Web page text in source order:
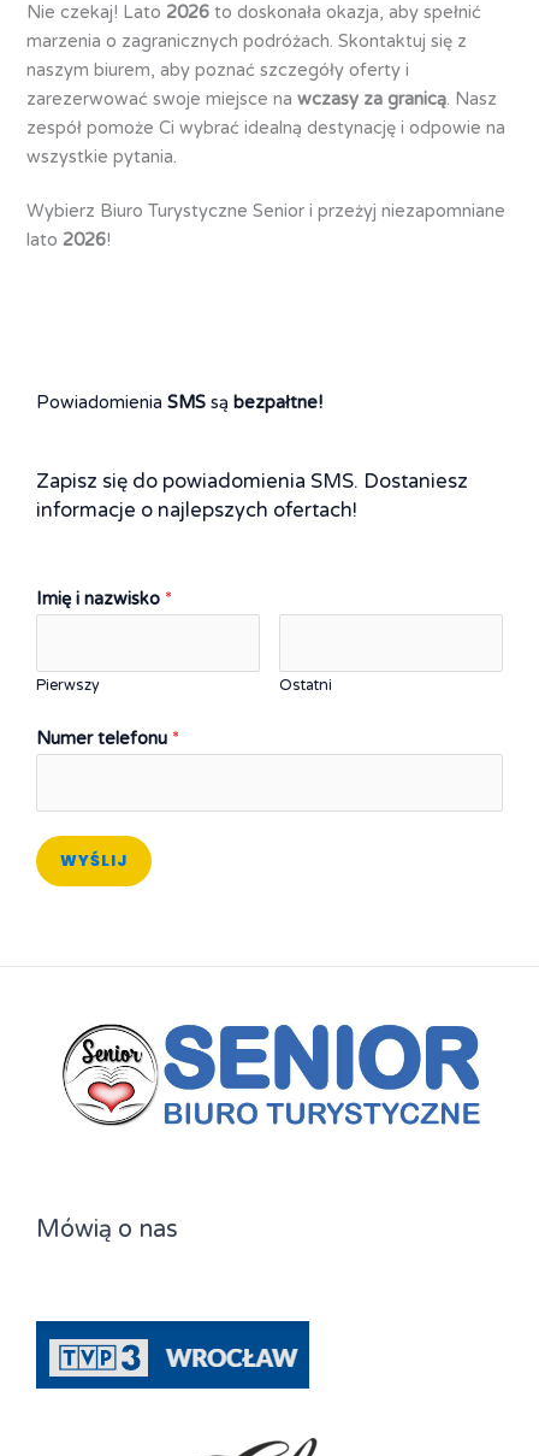
Nie czekaj! Lato2026 to doskonała okazja, aby spełnić
marzenia o zagranicznych podróżach. Skontaktuj się z
naszym biurem, aby poznać szczegóły oferty i
zarezerwować swoje miejsce nawczasy za granicą. Nasz
zespół pomoże Ci wybrać idealną destynację i odpowie na
wszystkie pytania.
Wybierz Biuro Turystyczne Senior i przeżyj niezapomniane
lato2026!
Powiadomienia SMS są bezpałtne!
Zapisz się do powiadomienia SMS. Dostaniesz
informacje o najlepszych ofertach!
Imię i nazwisko *
Pierwszy Ostatni
Numer telefonu *
WYŚLIJ
Mówią o nas